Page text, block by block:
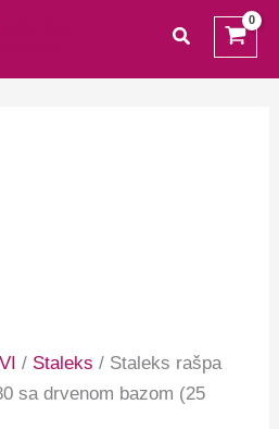
traži
/ Staleks / Staleks rašpa
sa drvenom bazom (25
je:
je: